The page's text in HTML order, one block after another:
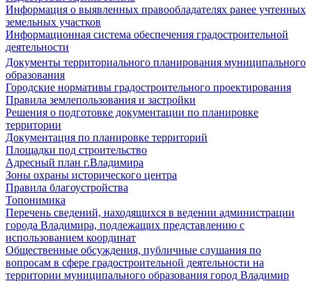
Информация о выявленных правообладателях ранее учтенных
земельных участков
Информационная система обеспечения градостроительной
деятельности
Документы территориального планирования муниципального
образования
Городские нормативы градостроительного проектирования
Правила землепользования и застройки
Решения о подготовке документации по планировке
территории
Документация по планировке территорий
Площадки под строительство
Адресный план г.Владимира
Зоны охраны исторического центра
Правила благоустройства
Топонимика
Перечень сведений, находящихся в ведении администрации
города Владимира, подлежащих представлению с
использованием координат
Общественные обсуждения, публичные слушания по
вопросам в сфере градостроительной деятельности на
территории муниципального образования город Владимир